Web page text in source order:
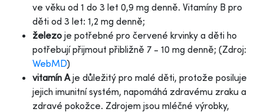
ve věku od 1 do 3 let 0,9 mg denně. Vitamíny B pro
děti od 3 let: 1,2 mg denně;
železo je potřebné pro červené krvinky a děti ho
potřebují přijmout přibližně 7 - 10 mg denně; (Zdroj:
WebMD)
vitamín Aje důležitý pro malé děti, protože posiluje
jejich imunitní systém, napomáhá zdravému zraku a
zdravé pokožce. Zdrojem jsou mléčné výrobky,